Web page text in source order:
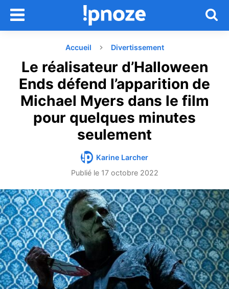
Accueil Divertissement
Le réalisateur d’Halloween
Ends défend l’apparition de
Michael Myers dans le film
pour quelques minutes
seulement
Karine Larcher
Publié le 17 octobre 2022